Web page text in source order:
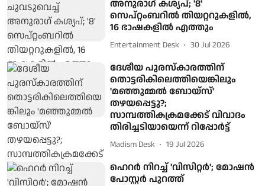
അനുരാഗ് കശ്യപ്; '8'
സെപ്റ്റംബറിൽ തിയറ്ററുകളിൽ,
16 ഭാഷകളിൽ എത്തും
Entertainment Desk 30 Jul 2026
ദേശീയ പുരസ്‌കാരത്തിന്
തൊട്ടരികിലെത്തിയെങ്കിലും
'മഞ്ഞുമ്മൽ ബോയ്സ്'
തഴയപ്പെട്ടു?;
സാമ്പത്തികക്രമക്കേട് വിവാദം
തിരിച്ചടിയായെന്ന് റിപ്പോർട്ട്
Madism Desk 19 Jul 2026
ഹെറര്‍ നിറച്ച് 'വിസിറ്റര്‍'; മോഷന്‍
പോസ്റ്റര്‍ പുറത്ത്